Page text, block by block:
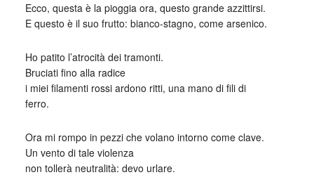
Ecco, questa è la pioggia ora, questo grande azzittirsi.
E questo è il suo frutto: bianco-stagno, come arsenico.
Ho patito l’atrocità dei tramonti.
Bruciati fino alla radice
i miei filamenti rossi ardono ritti, una mano di fili di
ferro.
Ora mi rompo in pezzi che volano intorno come clave.
Un vento di tale violenza
non tollerà neutralità: devo urlare.